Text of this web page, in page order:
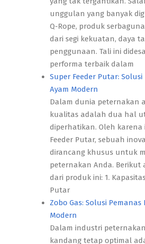
unggulan yang banyak
Q-Rope, produk
dari segi kekuatan, daya
penggunaan. Tali ini
performa terbaik dalam
Super Feeder Putar:
Ayam Modern
Dalam dunia peternakan
kualitas adalah dua hal
diperhatikan. Oleh
Feeder Putar, sebuah
dirancang khusus untuk
peternakan Anda.
dari produk ini: 1.
Putar
Zobo Gas: Solusi
Modern
Dalam industri
kandang tetap optimal